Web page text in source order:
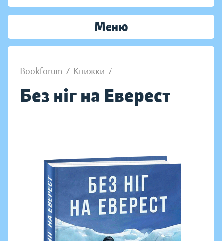
Меню
Bookforum / Книжки /
Без ніг на Еверест